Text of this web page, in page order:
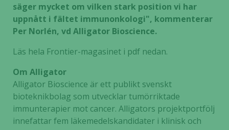
säger mycket om vilken stark position vi har
uppnått i fältet immunonkologi", kommenterar
Per Norlén, vd Alligator Bioscience.
Läs hela Frontier-magasinet i pdf nedan.
Om Alligator
Alligator Bioscience är ett publikt svenskt
bioteknikbolag som utvecklar tumörriktade
immunterapier mot cancer. Alligators projektportfölj
innefattar fem läkemedelskandidater i klinisk och